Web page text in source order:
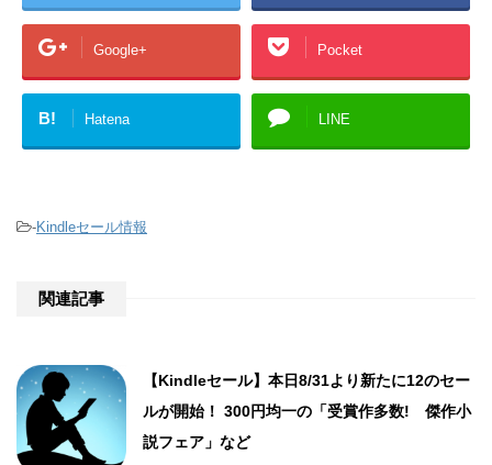
Google+ Pocket
B! Hatena LINE
-Kindleセール情報
関連記事
【Kindleセール】本日8/31より新たに12のセー
ルが開始！ 300円均一の「受賞作多数! 傑作小
説フェア」など